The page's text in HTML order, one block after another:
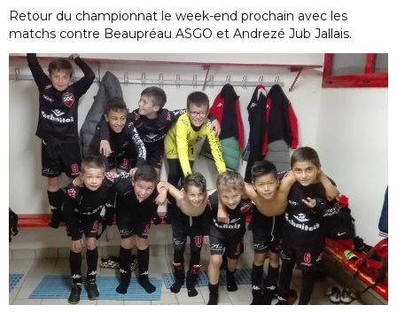
Retour du championnat le week-end prochain avec les
matchs contre Beaupréau ASGO et Andrezé Jub Jallais.